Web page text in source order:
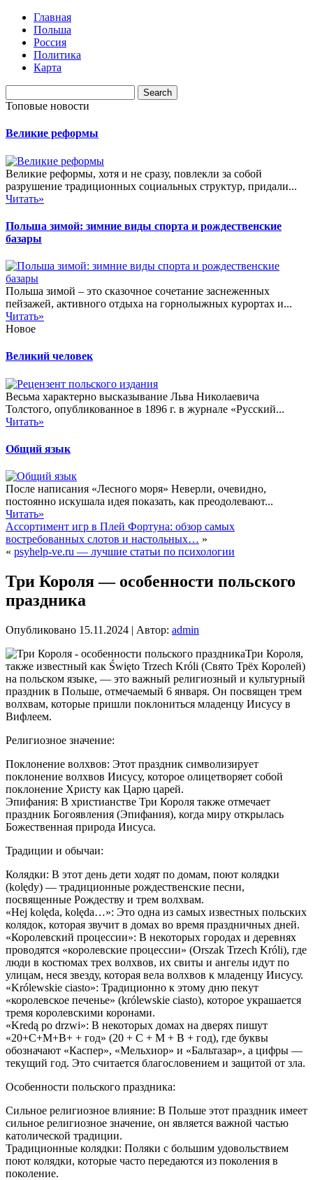
Главная
Польша
Россия
Политика
Карта
Топовые новости
Великие реформы
Великие реформы, хотя и не сразу, повлекли за собой
разрушение традиционных социальных структур, придали...
Читать»
Польша зимой: зимние виды спорта и рождественские
базары
Польша зимой – это сказочное сочетание заснеженных
пейзажей, активного отдыха на горнолыжных курортах и...
Читать»
Новое
Великий человек
Весьма характерно высказывание Льва Николаевича
Толстого, опубликованное в 1896 г. в журнале «Русский...
Читать»
Общий язык
После написания «Лесного моря» Неверли, очевидно,
постоянно искушала идея показать, как преодолевают...
Читать»
Ассортимент игр в Плей Фортуна: обзор самых
востребованных слотов и настольных… »
« psyhelp-ve.ru — лучшие статьи по психологии
Три Короля — особенности польского
праздника
Опубликовано 15.11.2024 | Автор: admin
Три Короля,
также известный как Święto Trzech Króli (Свято Трёх Королей)
на польском языке, — это важный религиозный и культурный
праздник в Польше, отмечаемый 6 января. Он посвящен трем
волхвам, которые пришли поклониться младенцу Иисусу в
Вифлеем.
Религиозное значение:
Поклонение волхвов: Этот праздник символизирует
поклонение волхвов Иисусу, которое олицетворяет собой
поклонение Христу как Царю царей.
Эпифания: В христианстве Три Короля также отмечает
праздник Богоявления (Эпифания), когда миру открылась
Божественная природа Иисуса.
Традиции и обычаи:
Колядки: В этот день дети ходят по домам, поют колядки
(kolędy) — традиционные рождественские песни,
посвященные Рождеству и трем волхвам.
«Hej kolęda, kolęda…»: Это одна из самых известных польских
колядок, которая звучит в домах во время праздничных дней.
«Королевский процессии»: В некоторых городах и деревнях
проводятся «королевские процессии» (Orszak Trzech Króli), где
люди в костюмах трех волхвов, их свиты и ангелы идут по
улицам, неся звезду, которая вела волхвов к младенцу Иисусу.
«Królewskie ciasto»: Традиционно к этому дню пекут
«королевское печенье» (królewskie ciasto), которое украшается
тремя королевскими коронами.
«Kredą po drzwi»: В некоторых домах на дверях пишут
«20+C+M+B+ + год» (20 + C + M + B + год), где буквы
обозначают «Каспер», «Мельхиор» и «Бальтазар», а цифры —
текущий год. Это считается благословением и защитой от зла.
Особенности польского праздника:
Сильное религиозное влияние: В Польше этот праздник имеет
сильное религиозное значение, он является важной частью
католической традиции.
Традиционные колядки: Поляки с большим удовольствием
поют колядки, которые часто передаются из поколения в
поколение.